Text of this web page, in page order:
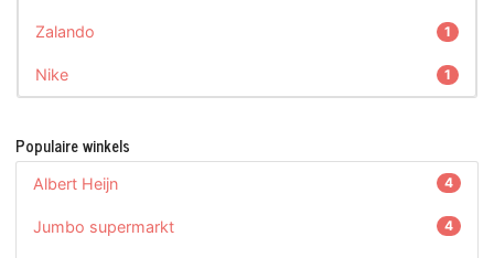
Zalando 1
Nike 1
Populaire winkels
Albert Heijn 4
Jumbo supermarkt 4